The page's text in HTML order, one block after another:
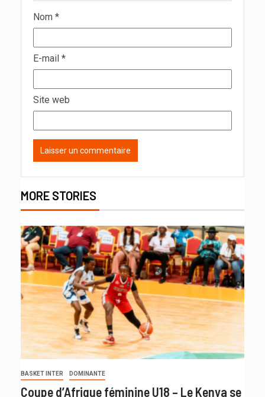
Nom *
E-mail *
Site web
MORE STORIES
BASKET INTER DOMINANTE
Coupe d’Afrique féminine U18 – Le Kenya se